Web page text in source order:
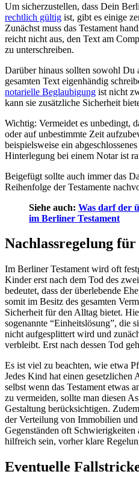
Um sicherzustellen, dass Dein
rechtlich gültig ist, gibt es einige
Zunächst muss das Testament
reicht nicht aus, den Text am
zu unterschreiben.
Darüber hinaus sollten sowohl Du
gesamten Text eigenhändig
notarielle Beglaubigung ist nicht
kann sie zusätzliche Sicherheit
Wichtig: Vermeidet es unbedingt,
oder auf unbestimmte Zeit
beispielsweise ein
Hinterlegung bei einem Notar ist
Beigefügt sollte auch immer das
Reihenfolge der Testamente
Siehe auch: Was darf der
im Berliner Testament
Nachlassregelung
Im Berliner Testament wird oft
Kinder erst nach dem Tod des
bedeutet, dass der überlebende
somit im Besitz des gesamten
Sicherheit für den Alltag bietet.
sogenannte “Einheitslösung”, die
nicht aufgesplittert wird und
verbleibt. Erst nach dessen Tod
Es ist viel zu beachten, wie etwa
Jedes Kind hat einen gesetzlichen
selbst wenn das Testament etwas
zu vermeiden, sollte man diesen
Gestaltung berücksichtigen.
der Verteilung von Immobilien
Gegenständen oft
hilfreich sein, vorher klare
Eventuelle